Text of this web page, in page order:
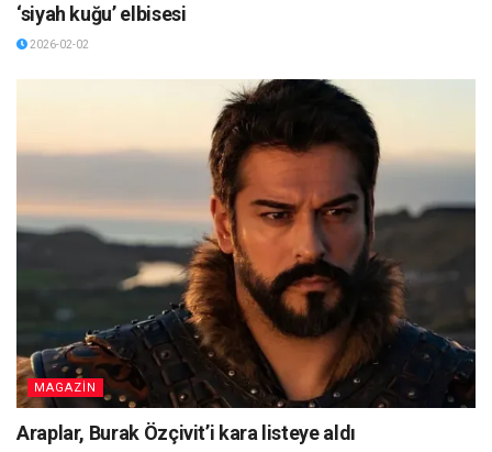
‘siyah kuğu’ elbisesi
2026-02-02
MAGAZİN
Araplar, Burak Özçivit’i kara listeye aldı